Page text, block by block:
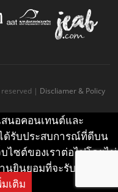
.
m
| Discliamer & Policy
สนอคอนเทนต์และ
ด้รับประสบการณ์ที่ดีบน
ไซต์ของเราต่อไปโดยไม่
นยินยอมที่จะรับคุกกี้บน
มเติม